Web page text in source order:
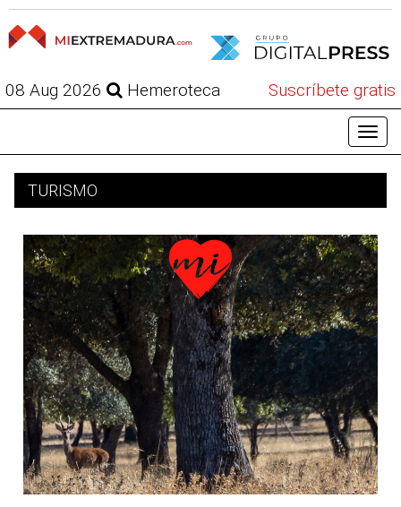
08 Aug 2026 Hemeroteca Suscríbete gratis
TURISMO